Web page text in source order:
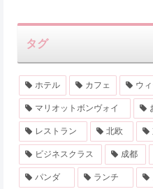
タグ
ホテル カフェ ウ
マリオットボンヴォイ
レストラン 北欧
ビジネスクラス 成都
パンダ ランチ